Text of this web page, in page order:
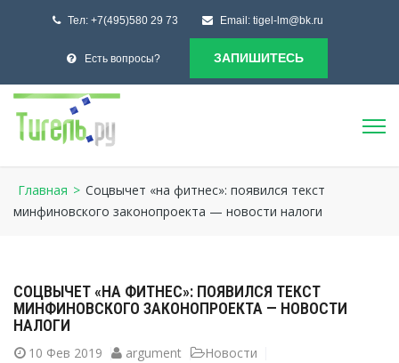
Тел: +7(495)580 29 73 Email: tigel-lm@bk.ru
Есть вопросы? ЗАПИШИТЕСЬ
Главная > Соцвычет «на фитнес»: появился текст
минфиновского законопроекта — новости налоги
СОЦВЫЧЕТ «НА ФИТНЕС»: ПОЯВИЛСЯ ТЕКСТ
МИНФИНОВСКОГО ЗАКОНОПРОЕКТА — НОВОСТИ
НАЛОГИ
10 Фев 2019 argument
Новости